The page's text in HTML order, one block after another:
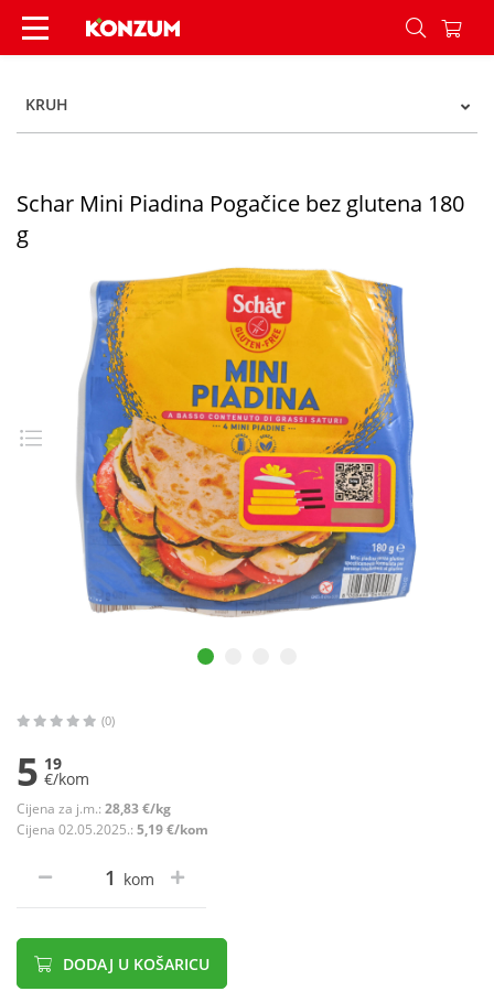
Schar Mini Piadina Pogačice bez glutena 180 g -
KRUH
Schar Mini Piadina Pogačice bez glutena 180
g
(0)
5 19
€/kom
Cijena za j.m.: 28,83 €/kg
Cijena 02.05.2025.: 5,19 €/kom
kom
DODAJ U KOŠARICU